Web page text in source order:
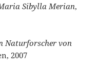
Sibylla Merian,
Naturforscher von
2007